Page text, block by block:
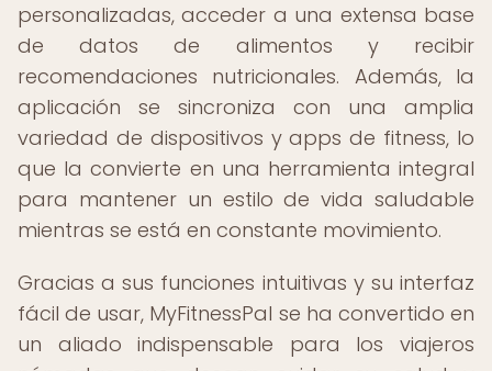
personalizadas, acceder a una extensa base
de datos de alimentos y recibir
recomendaciones nutricionales. Además, la
aplicación se sincroniza con una amplia
variedad de dispositivos y apps de fitness, lo
que la convierte en una herramienta integral
para mantener un estilo de vida saludable
mientras se está en constante movimiento.
Gracias a sus funciones intuitivas y su interfaz
fácil de usar, MyFitnessPal se ha convertido en
un aliado indispensable para los viajeros